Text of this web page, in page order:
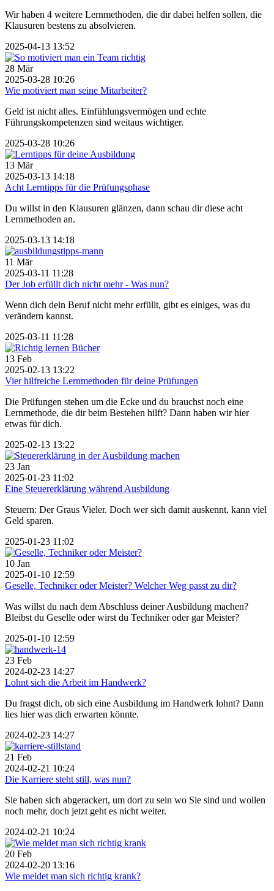
Wir haben 4 weitere Lernmethoden, die dir dabei helfen sollen, die
Klausuren bestens zu absolvieren.
2025-04-13 13:52
28 Mär
2025-03-28 10:26
Wie motiviert man seine Mitarbeiter?
Geld ist nicht alles. Einfühlungsvermögen und echte
Führungskompetenzen sind weitaus wichtiger.
2025-03-28 10:26
13 Mär
2025-03-13 14:18
Acht Lerntipps für die Prüfungsphase
Du willst in den Klausuren glänzen, dann schau dir diese acht
Lernmethoden an.
2025-03-13 14:18
11 Mär
2025-03-11 11:28
Der Job erfüllt dich nicht mehr - Was nun?
Wenn dich dein Beruf nicht mehr erfüllt, gibt es einiges, was du
verändern kannst.
2025-03-11 11:28
13 Feb
2025-02-13 13:22
Vier hilfreiche Lernmethoden für deine Prüfungen
Die Prüfungen stehen um die Ecke und du brauchst noch eine
Lernmethode, die dir beim Bestehen hilft? Dann haben wir hier
etwas für dich.
2025-02-13 13:22
23 Jan
2025-01-23 11:02
Eine Steuererklärung während Ausbildung
Steuern: Der Graus Vieler. Doch wer sich damit auskennt, kann viel
Geld sparen.
2025-01-23 11:02
10 Jan
2025-01-10 12:59
Geselle, Techniker oder Meister? Welcher Weg passt zu dir?
Was willst du nach dem Abschluss deiner Ausbildung machen?
Bleibst du Geselle oder wirst du Techniker oder gar Meister?
2025-01-10 12:59
23 Feb
2024-02-23 14:27
Lohnt sich die Arbeit im Handwerk?
Du fragst dich, ob sich eine Ausbildung im Handwerk lohnt? Dann
lies hier was dich erwarten könnte.
2024-02-23 14:27
21 Feb
2024-02-21 10:24
Die Karriere steht still, was nun?
Sie haben sich abgerackert, um dort zu sein wo Sie sind und wollen
noch mehr, doch jetzt geht es nicht weiter.
2024-02-21 10:24
20 Feb
2024-02-20 13:16
Wie meldet man sich richtig krank?